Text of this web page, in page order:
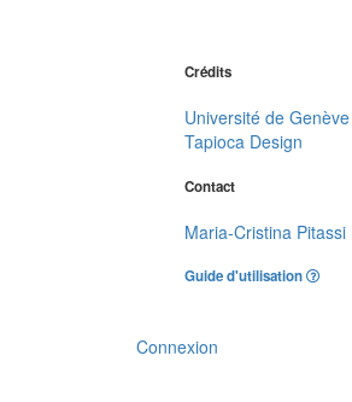
Crédits
Université de Genève
Tapioca Design
Contact
Maria-Cristina Pitassi
Guide d'utilisation
Connexion